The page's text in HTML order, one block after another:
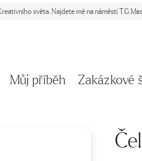
světa. Najdete mě na náměstí
Můj příběh Zakázkové